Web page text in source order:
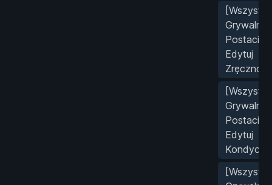
Grywalne
Postacie]
Edytuj
Zręczność
Grywalne
Postacie]
Edytuj
Kondycję